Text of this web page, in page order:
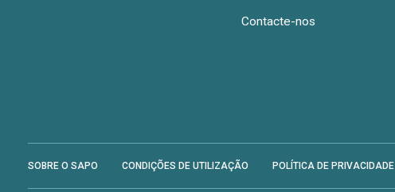
Contacte-nos
SOBRE O SAPO CONDIÇÕES DE UTILIZAÇÃO POLÍTICA DE PRIVACIDADE